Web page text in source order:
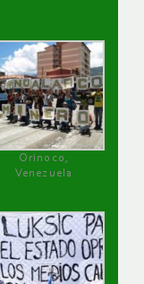
Orinoco,
Venezuela